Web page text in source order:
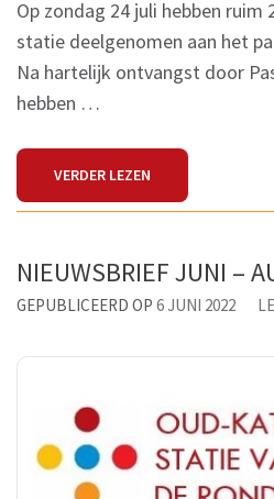
Op zondag 24 juli hebben ruim
statie deelgenomen aan het
Na hartelijk ontvangst door
hebben …
VERDER LEZEN
NIEUWSBRIEF JUNI –
GEPUBLICEERD OP 6 JUNI 2022